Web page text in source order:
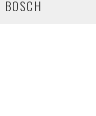
BOSCH